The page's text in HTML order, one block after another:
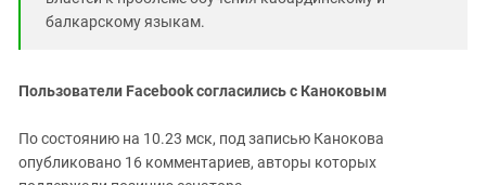
балкарскому языкам.
Пользователи Facebook согласились с Каноковым
По состоянию на 10.23 мск, под записью Канокова
опубликовано 16 комментариев, авторы которых